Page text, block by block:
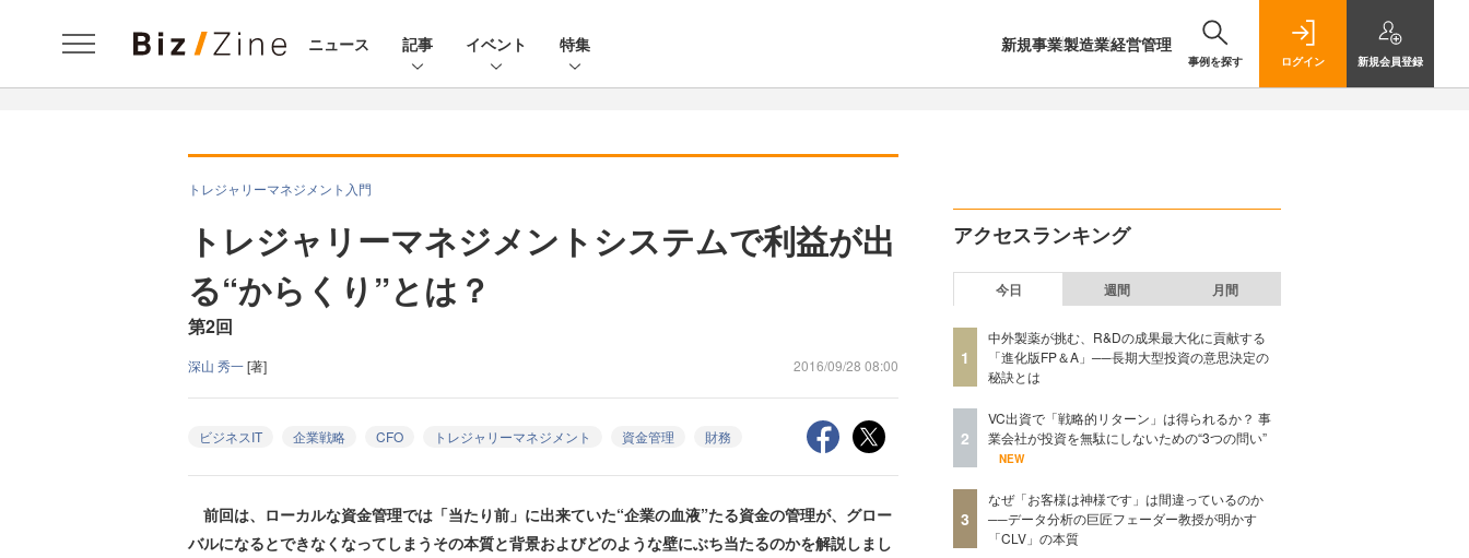
ニュース 記事 イベント 特集 新規事業製造業経営管理
事例を探す ログイン 新規会員登録
トレジャリーマネジメント入門
トレジャリーマネジメントシステムで利益が出
る“からくり”とは？
第2回
深山 秀一[著] 2016/09/28 08:00
ビジネスIT 企業戦略 CFO トレジャリーマネジメント 資金管理 財務
前回は、ローカルな資金管理では「当たり前」に出来ていた“企業の血液”たる資金の管理が、グロー
バルになるとできなくなってしまうその本質と背景およびどのような壁にぶち当たるのかを解説しまし
アクセスランキング
今日 週間 月間
1
中外製薬が挑む、R&Dの成果最大化に貢献する
「進化版FP＆A」──長期大型投資の意思決定の
秘訣とは
2
VC出資で「戦略的リターン」は得られるか？ 事
業会社が投資を無駄にしないための“3つの問い”
NEW
3
なぜ「お客様は神様です」は間違っているのか
──データ分析の巨匠フェーダー教授が明かす
「CLV」の本質